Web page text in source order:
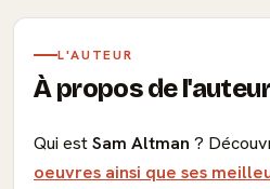
L'AUTEUR
À propos de l'auteur
Qui estSam Altman ?
oeuvres ainsi que ses